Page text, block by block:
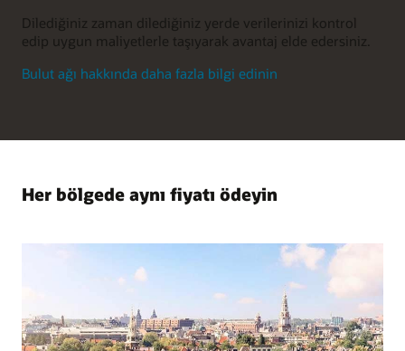
Dilediğiniz zaman dilediğiniz yerde verilerinizi kontrol
edip uygun maliyetlerle taşıyarak avantaj elde edersiniz.
Bulut ağı hakkında daha fazla bilgi edinin
Her bölgede aynı fiyatı ödeyin